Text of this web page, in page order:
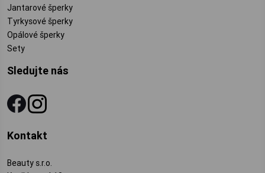
Jantarové šperky
Tyrkysové šperky
Opálové šperky
Sety
Sledujte nás
Kontakt
Beauty s.r.o.